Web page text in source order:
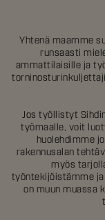
Yhtenä maamme
runsaasti
ammattilaisille ja
Jos työllistyt
työmaalle, voit
huolehdimme
rakennusalan
myös
työntekijöistämme
on muun muassa